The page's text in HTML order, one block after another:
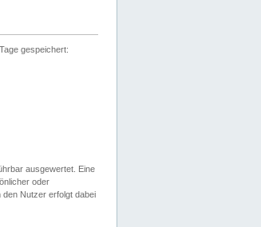
gespeichert:
ausgewertet. Eine
oder
Nutzer erfolgt dabei